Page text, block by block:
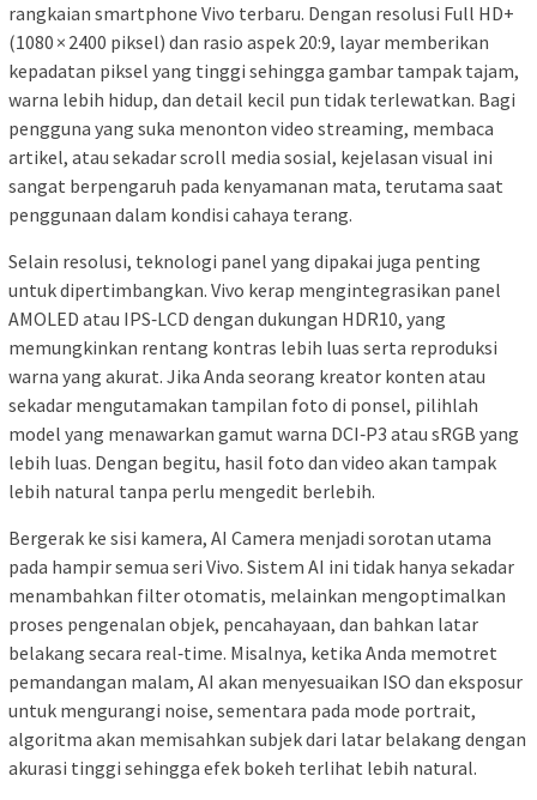
rangkaian smartphone Vivo terbaru. Dengan resolusi Full HD+
(1080 × 2400 piksel) dan rasio aspek 20:9, layar memberikan
kepadatan piksel yang tinggi sehingga gambar tampak tajam,
warna lebih hidup, dan detail kecil pun tidak terlewatkan. Bagi
pengguna yang suka menonton video streaming, membaca
artikel, atau sekadar scroll media sosial, kejelasan visual ini
sangat berpengaruh pada kenyamanan mata, terutama saat
penggunaan dalam kondisi cahaya terang.
Selain resolusi, teknologi panel yang dipakai juga penting
untuk dipertimbangkan. Vivo kerap mengintegrasikan panel
AMOLED atau IPS‑LCD dengan dukungan HDR10, yang
memungkinkan rentang kontras lebih luas serta reproduksi
warna yang akurat. Jika Anda seorang kreator konten atau
sekadar mengutamakan tampilan foto di ponsel, pilihlah
model yang menawarkan gamut warna DCI‑P3 atau sRGB yang
lebih luas. Dengan begitu, hasil foto dan video akan tampak
lebih natural tanpa perlu mengedit berlebih.
Bergerak ke sisi kamera, AI Camera menjadi sorotan utama
pada hampir semua seri Vivo. Sistem AI ini tidak hanya sekadar
menambahkan filter otomatis, melainkan mengoptimalkan
proses pengenalan objek, pencahayaan, dan bahkan latar
belakang secara real‑time. Misalnya, ketika Anda memotret
pemandangan malam, AI akan menyesuaikan ISO dan eksposur
untuk mengurangi noise, sementara pada mode portrait,
algoritma akan memisahkan subjek dari latar belakang dengan
akurasi tinggi sehingga efek bokeh terlihat lebih natural.